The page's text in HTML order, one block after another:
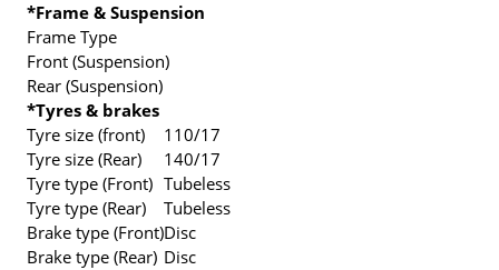
*Frame & Suspension
Frame Type
Front (Suspension)
Rear (Suspension)
*Tyres & brakes
Tyre size (front)
110/17
Tyre size (Rear)
140/17
Tyre type (Front) Tubeless
Tyre type (Rear)
Tubeless
Brake type (Front)Disc
Brake type (Rear) Disc